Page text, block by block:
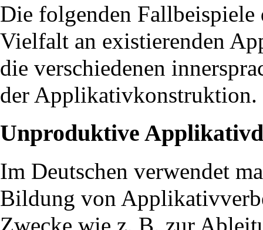
Die folgenden Fallbeispiele
Vielfalt an existierenden
die verschiedenen
der Applikativkonstruktion.
Unproduktive
Im Deutschen verwendet
Bildung von